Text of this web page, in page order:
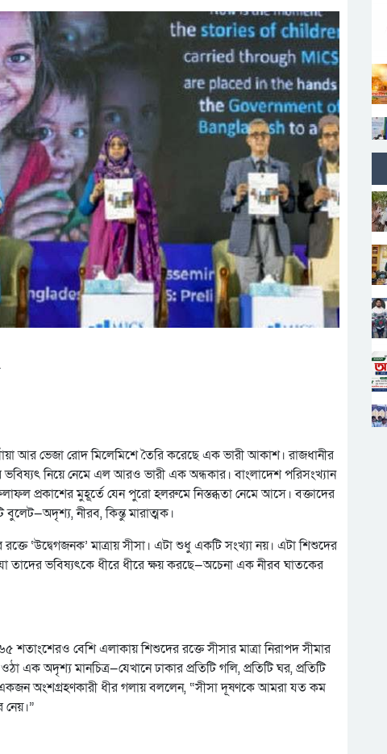
আর ভেজা রোদ মিলেমিশে তৈরি করেছে এক ভারী আকাশ। রাজধানীর
নিয়ে নেমে এল আরও ভারী এক অন্ধকার। বাংলাদেশ পরিসংখ্যান
প্রকাশের মুহূর্তে যেন পুরো হলরুমে নিস্তব্ধতা নেমে আসে। বক্তাদের
নীরব, কিন্তু মারাত্মক।
‘উদ্বেগজনক’ মাত্রায় সীসা। এটা শুধু একটি সংখ্যা নয়। এটা শিশুদের
যা তাদের ভবিষ্যৎকে ধীরে ধীরে ক্ষয় করছে—অচেনা এক নীরব ঘাতকের
বেশি এলাকায় শিশুদের রক্তে সীসার মাত্রা নিরাপদ সীমার
এক অদৃশ্য মানচিত্র—যেখানে ঢাকার প্রতিটি গলি, প্রতিটি ঘর, প্রতিটি
অংশগ্রহণকারী ধীর গলায় বললেন, “সীসা দূষণকে আমরা যত কম